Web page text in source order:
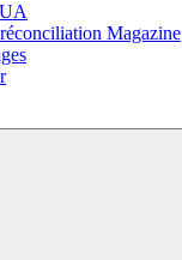
Magazine